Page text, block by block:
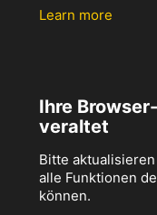
Learn more
Ihre
veraltet
Bitte
alle Funktionen
können.